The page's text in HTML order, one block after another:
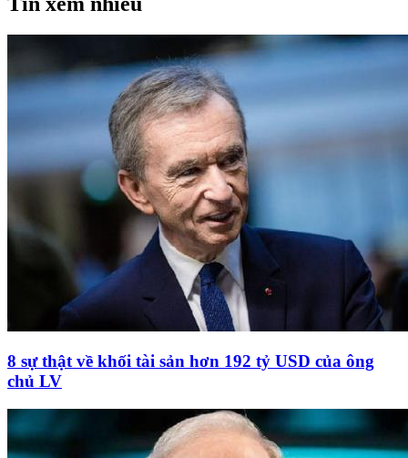
8 sự thật về khối tài sản hơn 192 tỷ USD của ông
chủ LV